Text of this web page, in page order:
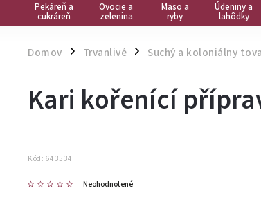
Pekáreň a
cukráreň
Ovocie a
zelenina
Mäso a
ryby
Údeniny a
lahôdky
Domov / Trvanlivé / Suchý a koloniálny
Kari kořenící
Kód: 643534
Neohodnotené